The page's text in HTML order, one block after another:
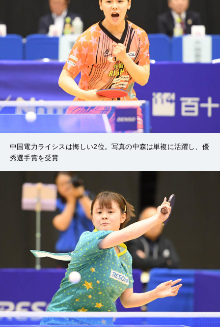
中国電力ライシスは悔しい2位。写真の中森は単複に活躍し、優
秀選手賞を受賞